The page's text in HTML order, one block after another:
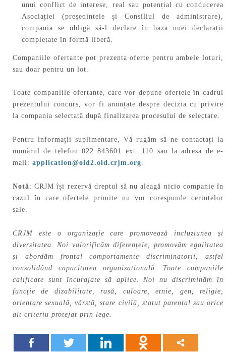
unui conflict de interese, real sau potențial cu conducerea
Asociației (președintele și Consiliul de administrare),
compania se obligă să-l declare în baza unei declarații
completate în formă liberă.
Companiile ofertante pot prezenta oferte pentru ambele loturi,
sau doar pentru un lot.
Toate companiile ofertante, care vor depune ofertele în cadrul
prezentului concurs, vor fi anunțate despre decizia cu privire
la compania selectată după finalizarea procesului de selectare.
Pentru informații suplimentare, Vă rugăm să ne contactați la
numărul de telefon 022 843601 ext. 110 sau la adresa de e-
mail: application@old2.old.crjm.org.
Notă: CRJM își rezervă dreptul să nu aleagă nicio companie în
cazul în care ofertele primite nu vor corespunde cerințelor
sale.
CRJM este o organizație care promovează incluziunea și
diversitatea. Noi valorificăm diferențele, promovăm egalitatea
și abordăm frontal comportamente discriminatorii, astfel
consolidând capacitatea organizațională. Toate companiile
calificate sunt încurajate să aplice. Noi nu discriminăm în
funcție de dizabilitate, rasă, culoare, etnie, gen, religie,
orientare sexuală, vârstă, stare civilă, statut parental sau orice
alt criteriu protejat prin lege.